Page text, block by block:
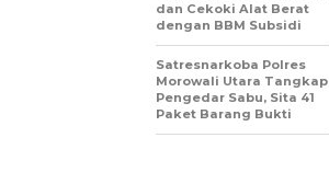
dan Cekoki Alat Berat
dengan BBM Subsidi
Satresnarkoba Polres
Morowali Utara Tangkap
Pengedar Sabu, Sita 41
Paket Barang Bukti